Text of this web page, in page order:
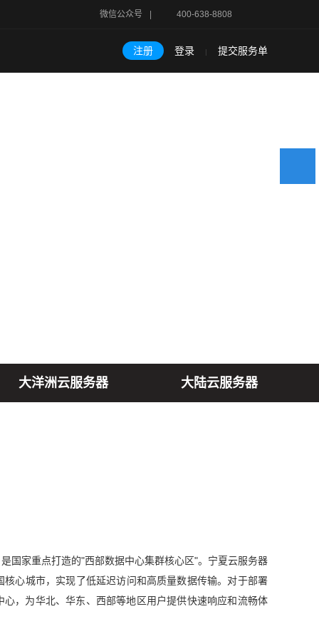
400-638-8808
微信公众号
注册 登录 | 提交服务单
大洋洲云服务器 大陆云服务器
国家重点打造的"西部数据中心集群核心区"。宁夏云服务器
心城市，实现了低延迟访问和高质量数据传输。对于部署
，为华北、华东、西部等地区用户提供快速响应和流畅体